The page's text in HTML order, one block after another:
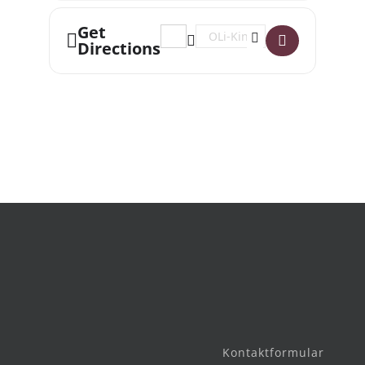
Get
Directions
Address - Kinderkino: Die
Destination Address -
Kontaktformular